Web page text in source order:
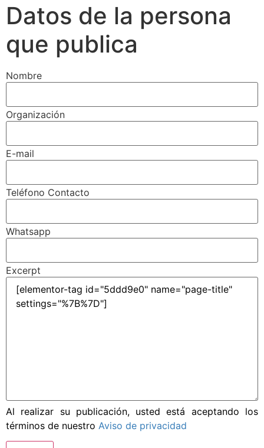
Datos de la persona
que publica
Nombre
Organización
E-mail
Teléfono Contacto
Whatsapp
Excerpt
Al realizar su publicación, usted está aceptando los
términos de nuestro Aviso de privacidad